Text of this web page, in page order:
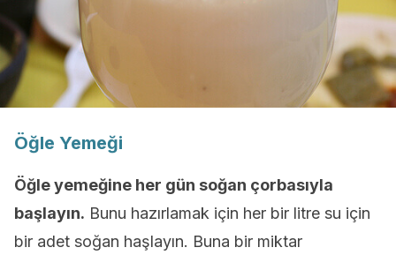
Öğle Yemeği
Öğle yemeğine her gün soğan çorbasıyla
başlayın. Bunu hazırlamak için her bir litre su için
bir adet soğan haşlayın. Buna bir miktar